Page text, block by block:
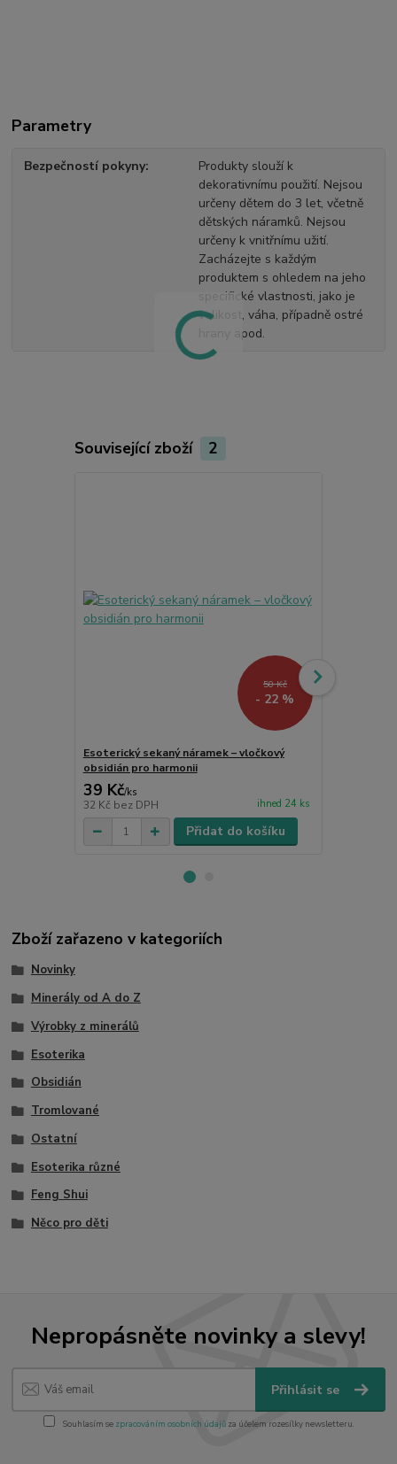
Parametry
Bezpečností pokyny
Produkty slouží k
dekorativnímu použití. Nejsou
určeny dětem do 3 let, včetně
dětských náramků. Nejsou
určeny k vnitřnímu užití.
Zacházejte s každým
produktem s ohledem na jeho
specifické vlastnosti, jako je
velikost, váha, případně ostré
hrany apod.
Související zboží 2
50 Kč
- 22 %
Esoterický sekaný náramek – vločkový
obsidián pro harmonii
39 Kč/ks
32 Kč bez DPH ihned 24 ks
Přidat do košíku
Zboží zařazeno v kategoriích
Novinky
Minerály od A do Z
Výrobky z minerálů
Esoterika
Obsidián
Tromlované
Ostatní
Esoterika různé
Feng Shui
Něco pro děti
Nepropásněte novinky a slevy!
Přihlásit se
Souhlasím se zpracováním osobních údajůza účelem rozesílky newsletteru.